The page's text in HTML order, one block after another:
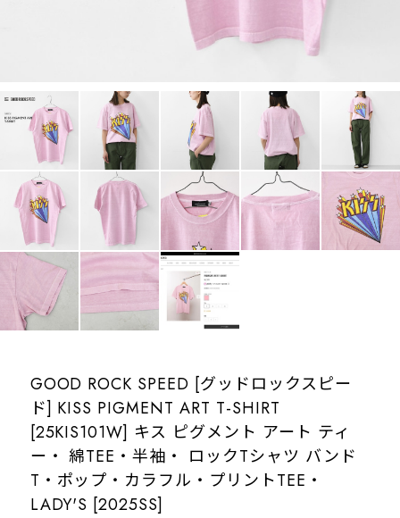
GOOD ROCK SPEED [グッドロックスピー
ド] KISS PIGMENT ART T-SHIRT
[25KIS101W] キス ピグメント アート ティ
ー・ 綿TEE・半袖・ ロックTシャツ バンド
T・ポップ・カラフル・プリントTEE・
LADY'S [2025SS]